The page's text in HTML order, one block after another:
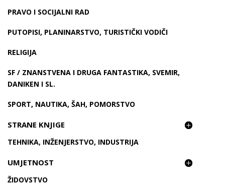
PRAVO I SOCIJALNI RAD
PUTOPISI, PLANINARSTVO, TURISTIČKI VODIČI
RELIGIJA
SF / ZNANSTVENA I DRUGA FANTASTIKA, SVEMIR,
DANIKEN I SL.
SPORT, NAUTIKA, ŠAH, POMORSTVO
STRANE KNJIGE
TEHNIKA, INŽENJERSTVO, INDUSTRIJA
UMJETNOST
ŽIDOVSTVO